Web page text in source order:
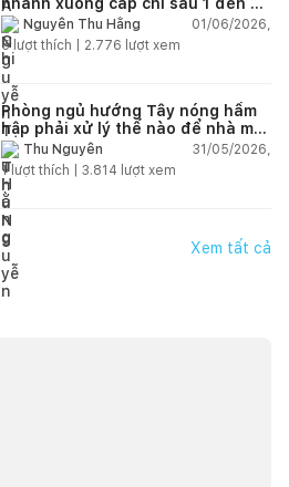
nămNguyễn Thu Hằng
01/06/2026,
5lượt thích | 2.776 lượt xem
Phòng ngủ hướng Tây nóng hầm
hập phải xử lý thế nào để nhà mát
hơn?Thu Nguyễn
31/05/2026,
1lượt thích | 3.814 lượt xem
Xem tất cả